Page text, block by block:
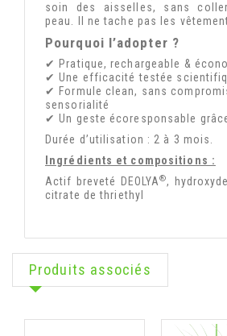
soin des aisselles, sans
peau. Il ne tache pas les
Pourquoi l’adopter ?
✔ Pratique, rechargeable &
✔ Une efficacité testée
✔ Formule clean, sans
sensorialité
✔ Un geste écoresponsable
Durée d’utilisation : 2 à 3 mois.
Ingrédients et compositions :
Actif breveté
DEOLYA®,
citrate de thriethyl
Produits associés